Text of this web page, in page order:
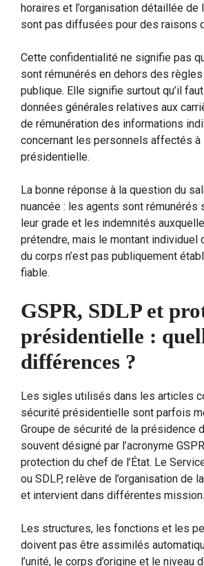
horaires et l’organisation détaillée
sont pas diffusées pour des raisons
Cette confidentialité ne signifie pas
sont rémunérés en dehors des
publique. Elle signifie surtout qu’il
données générales relatives aux
de rémunération des informations
concernant les personnels affectés à
présidentielle.
La bonne réponse à la question du
nuancée : les agents sont rémunérés
leur grade et les indemnités
prétendre, mais le montant individuel
du corps n’est pas publiquement
fiable.
GSPR, SDLP et
présidentielle :
différences ?
Les sigles utilisés dans les articles
sécurité présidentielle sont parfois
Groupe de sécurité de la présidence
souvent désigné par l’acronyme
protection du chef de l’État. Le
ou SDLP, relève de l’organisation de
et intervient dans différentes
Les structures, les fonctions et les
doivent pas être assimilés
l’unité, le corps d’origine et le niveau